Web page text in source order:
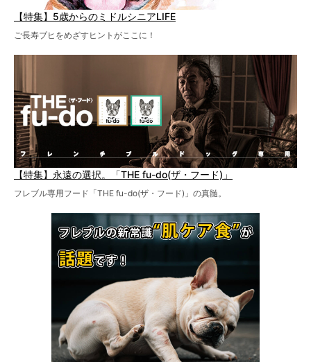
【特集】5歳からのミドルシニアLIFE
ご長寿ブヒをめざすヒントがここに！
【特集】永遠の選択。「THE fu-do(ザ・フード)」
フレブル専用フード「THE fu-do(ザ・フード)」の真髄。